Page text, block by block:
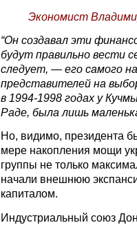
Экономист
“Он создавал эти
будут правильно вести
следует, — его самого
представителей на
в 1994-1998 годах у
Раде, была лишь
Но, видимо, президента
мере накопления мощи
группы не только
начали внешнюю
капиталом.
Индустриальный союз